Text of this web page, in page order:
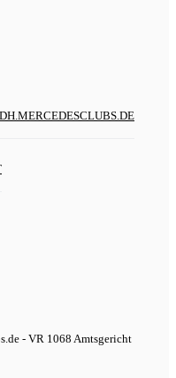
- VR 1068 Amtsgericht